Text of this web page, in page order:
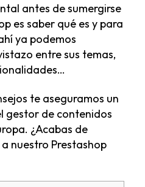
antes de sumergirse
es saber qué es y para
ya podemos
entre sus temas,
te aseguramos un
gestor de contenidos
¿Acabas de
nuestro Prestashop